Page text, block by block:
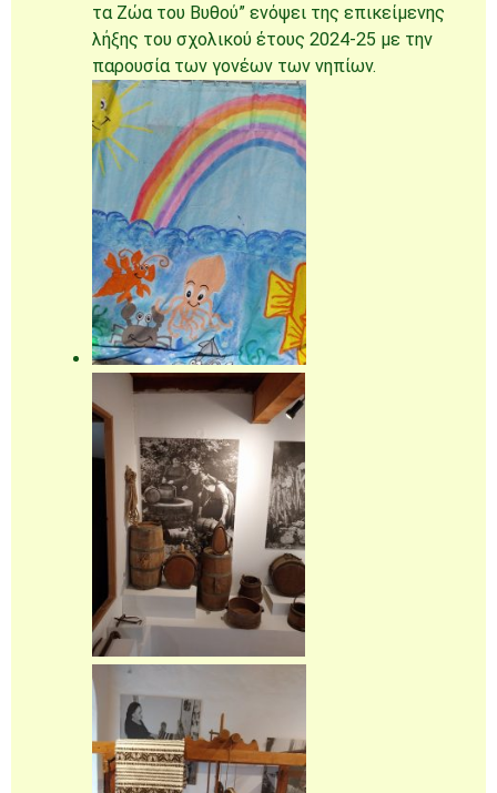
τα Ζώα του Βυθού” ενόψει της επικείμενης
λήξης του σχολικού έτους 2024-25 με την
παρουσία των γονέων των νηπίων.